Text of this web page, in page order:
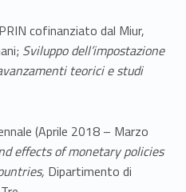
cofinanziato dal Miur,
Sviluppo dell’impostazione
teorici e studi
(Aprile 2018 – Marzo
effects of monetary policies
Dipartimento di